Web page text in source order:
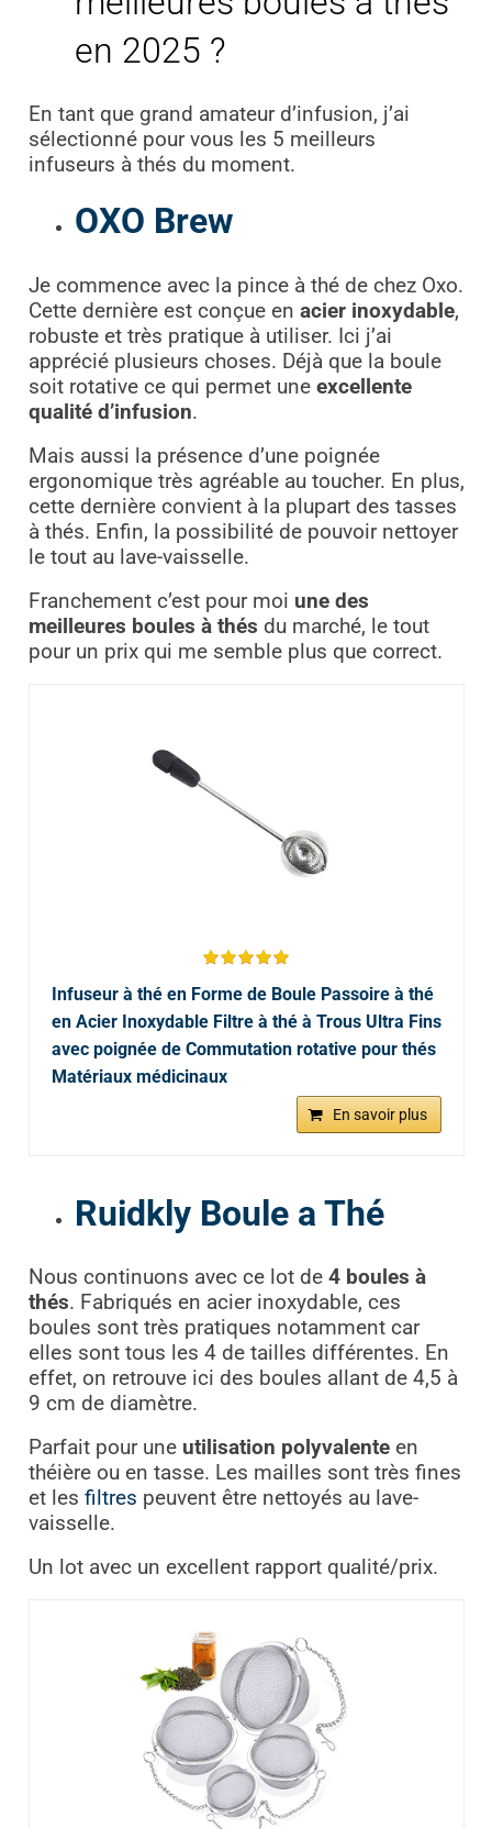
en 2025 ?
En tant que grand amateur d’infusion, j’ai
sélectionné pour vous les 5 meilleurs
infuseurs à thés du moment.
OXO Brew
Je commence avec la pince à thé de chez Oxo.
Cette dernière est conçue en acier inoxydable,
robuste et très pratique à utiliser. Ici j’ai
apprécié plusieurs choses. Déjà que la boule
soit rotative ce qui permet une excellente
qualité d’infusion.
Mais aussi la présence d’une poignée
ergonomique très agréable au toucher. En plus,
cette dernière convient à la plupart des tasses
à thés. Enfin, la possibilité de pouvoir nettoyer
le tout au lave-vaisselle.
Franchement c’est pour moi une des
meilleures boules à thés du marché, le tout
pour un prix qui me semble plus que correct.
Infuseur à thé en Forme de Boule Passoire à thé
en Acier Inoxydable Filtre à thé à Trous Ultra Fins
avec poignée de Commutation rotative pour thés
Matériaux médicinaux
En savoir plus
Ruidkly Boule a Thé
Nous continuons avec ce lot de 4 boules à
thés. Fabriqués en acier inoxydable, ces
boules sont très pratiques notamment car
elles sont tous les 4 de tailles différentes. En
effet, on retrouve ici des boules allant de 4,5 à
9 cm de diamètre.
Parfait pour une utilisation polyvalenteen
théière ou en tasse. Les mailles sont très fines
et les filtres peuvent être nettoyés au lave-
vaisselle.
Un lot avec un excellent rapport qualité/prix.